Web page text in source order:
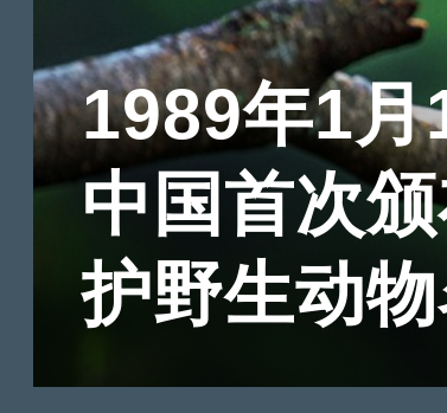
1989年1月
中国首次
护野生动